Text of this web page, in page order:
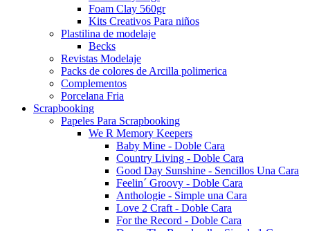
Foam Clay 560gr
Kits Creativos Para niños
Plastilina de modelaje
Becks
Revistas Modelaje
Packs de colores de Arcilla polimerica
Complementos
Porcelana Fria
Scrapbooking
Papeles Para Scrapbooking
We R Memory Keepers
Baby Mine - Doble Cara
Country Living - Doble Cara
Good Day Sunshine - Sencillos Una Cara
Feelin´ Groovy - Doble Cara
Anthologie - Simple una Cara
Love 2 Craft - Doble Cara
For the Record - Doble Cara